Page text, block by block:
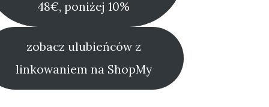
48€, poniżej 10%
zobacz ulubieńców z
linkowaniem na ShopMy